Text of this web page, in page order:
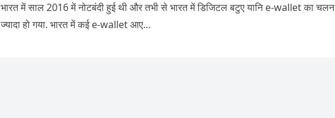
भारत में साल 2016 में नोटबंदी हुई थी और तभी से भारत में डिजिटल बटुए यानि e-wallet का चलन
ज्यादा हो गया. भारत में कई e-wallet आए…